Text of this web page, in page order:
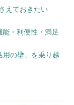
えておきたい
・利便性・満足
用の壁」を乗り越